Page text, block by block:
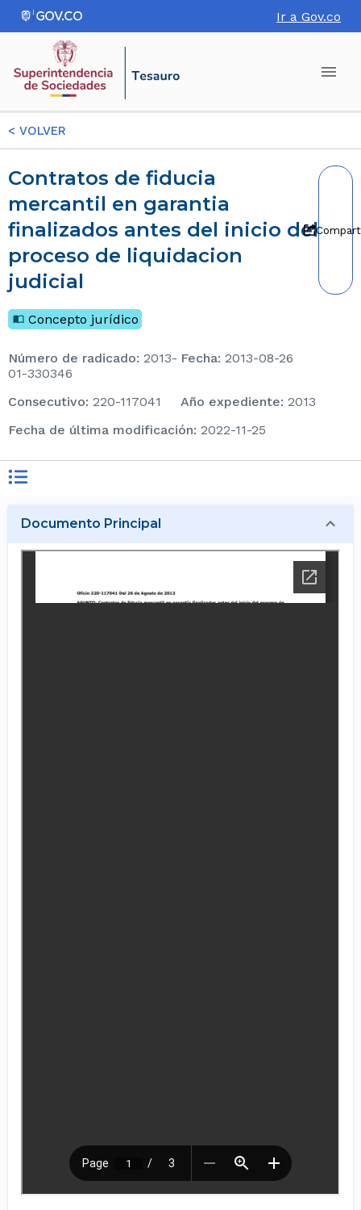
Ir a Gov.co
< VOLVER
Contratos de fiducia
mercantil en garantia
finalizados antes del inicio del
proceso de liquidacion
judicial
Concepto jurídico
Número de radicado: 2013-
01-330346
Fecha: 2013-08-26
consecutivo: 220-117041 Año expediente: 2013
Fecha de última modificación: 2022-11-25
Documento Principal